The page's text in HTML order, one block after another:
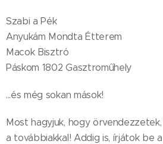
Szabi a Pék
Anyukám Mondta Étterem
Macok Bisztró
Páskom 1802 Gasztroműhely
...és még sokan mások!
Most hagyjuk, hogy
a továbbiakkal! Addig is, írjátok be